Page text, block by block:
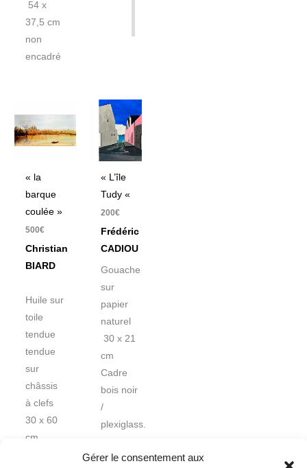
Gérer le consentement aux
54 x
37,5 cm
non
encadré
« la
barque
coulée »
500€
Christian
BIARD
Huile sur
toile
tendue
tendue
sur
châssis
à clefs
30 x 60
cm
« L’île
Tudy «
200€
Frédéric
CADIOU
Gouache
sur
papier
naturel
30 x 21
cm
Cadre
bois noir
/
plexiglass.